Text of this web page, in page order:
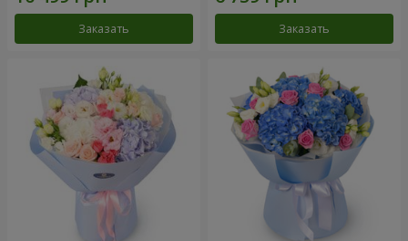
Заказать Заказать